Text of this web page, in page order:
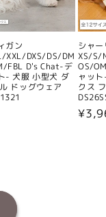
ガン
DXS/DS/DM
FBL D's Chat-デ
- 犬服 小型犬 ダ
ドッグウェア
シャ
XS/
OS/
ャッ
クス
通